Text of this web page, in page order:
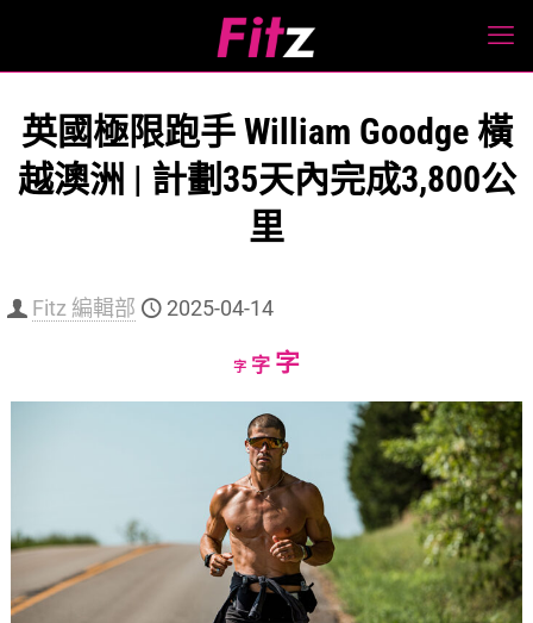
英國極限跑手 William Goodge 橫
越澳洲 | 計劃35天內完成3,800公
里
Fitz 編輯部 2025-04-14
字Decrease
size.
字Reset
size.
字Increase
size.